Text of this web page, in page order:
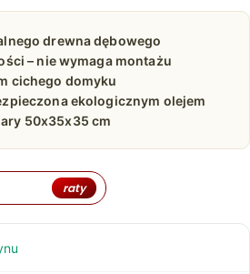
drewna dębowego
– nie wymaga montażu
cichego domyku
ekologicznym olejem
50x35x35 cm
raty